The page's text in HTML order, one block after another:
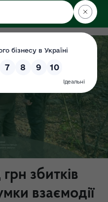
округу
збитків
взаємодії